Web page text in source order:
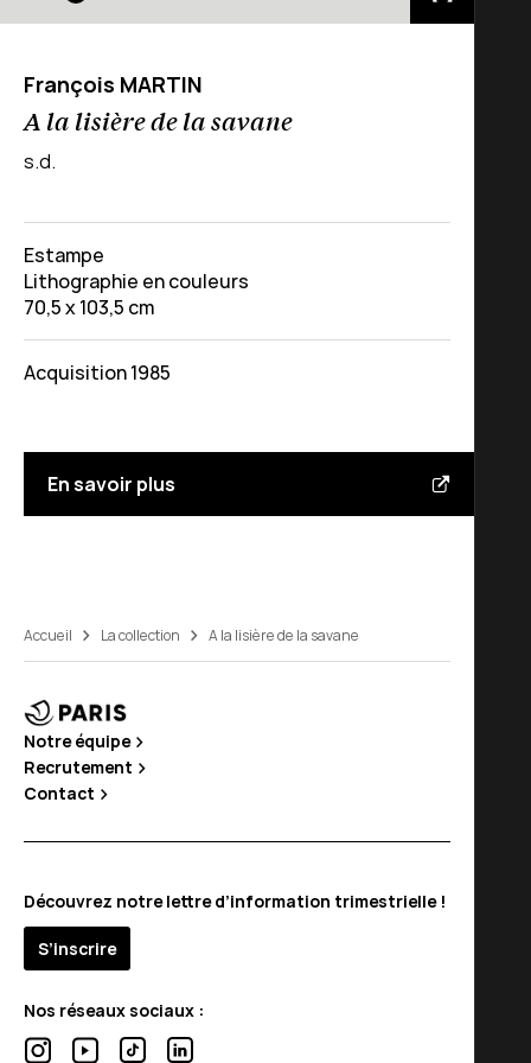
François MARTIN
A la lisière de la savane
s.d.
Estampe
Lithographie en couleurs
70,5 x 103,5 cm
Acquisition 1985
En savoir plus
Accueil La collection A la lisière de la savane
Notre équipe
Recrutement
Contact
Découvrez notre lettre d’information trimestrielle !
S’inscrire
Nos réseaux sociaux :